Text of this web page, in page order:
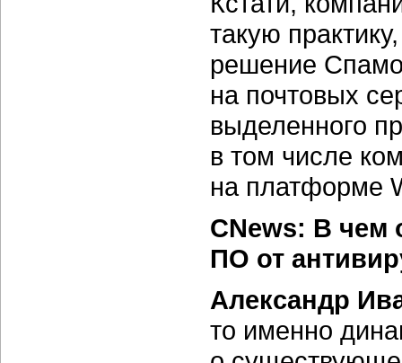
такую
решение
на почтовых
выделенного
в том числе
на платформе
CNews: В чем
ПО от
Александр
то именно